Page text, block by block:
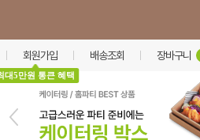
회원가입
최대5만원 통큰 혜택
배송조회 장바구니